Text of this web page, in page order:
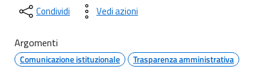
Condividi Vedi azioni
Argomenti
Comunicazione istituzionale Trasparenza amministrativa